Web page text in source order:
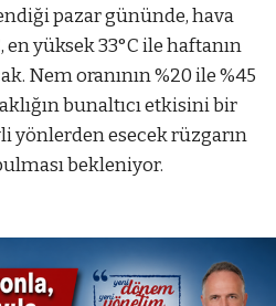
pazar gününde, hava
en yüksek 33°C ile haftanın
Nem oranının %20 ile %45
bunaltıcı etkisini bir
yönlerden esecek rüzgarın
bekleniyor.